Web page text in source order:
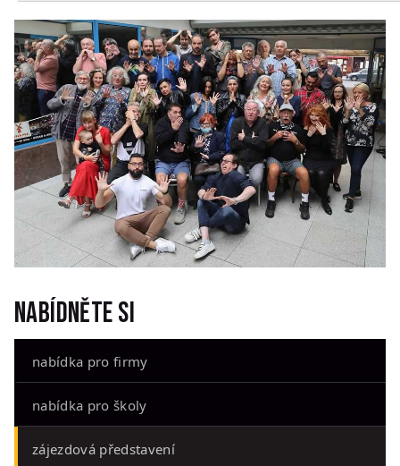
Nabídněte si
nabídka pro firmy
nabídka pro školy
zájezdová představení